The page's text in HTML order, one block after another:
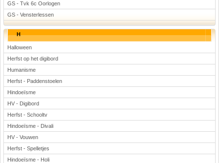
GS - Tvk 6c Oorlogen
GS - Vensterlessen
H
Halloween
Herfst op het digibord
Humanisme
Herfst - Paddenstoelen
Hindoeïsme
HV - Digibord
Herfst - Schooltv
Hindoeïsme - Divali
HV - Vouwen
Herfst - Spelletjes
Hindoeïsme - Holi